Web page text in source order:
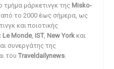
τμήμα μάρκετινγκ της Misko-
το 2000 έως σήμερα, ως
και ποιοτικής
Le Monde, IST, New York και
συνεργάτης της
του Traveldailynews.